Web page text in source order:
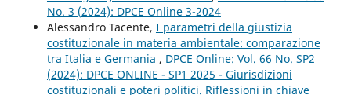
No. 3 (2024): DPCE Online 3-2024
Alessandro Tacente, I parametri della giustizia
costituzionale in materia ambientale: comparazione
tra Italia e Germania , DPCE Online: Vol. 66 No. SP2
(2024): DPCE ONLINE - SP1 2025 - Giurisdizioni
costituzionali e poteri politici. Riflessioni in chiave